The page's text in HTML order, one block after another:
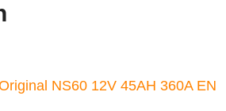
NS60 12V 45AH 360A EN